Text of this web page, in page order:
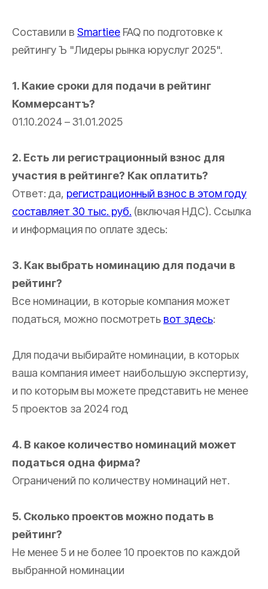
Составили в Smartiee FAQ по подготовке к
рейтингу Ъ "Лидеры рынка юруслуг 2025".
1. Какие сроки для подачи в рейтинг
Коммерсантъ?
01.10.2024 – 31.01.2025
2. Есть ли регистрационный взнос для
участия в рейтинге? Как оплатить?
Ответ: да, регистрационный взнос в этом году
составляет 30 тыс. руб. (включая НДС). Ссылка
и информация по оплате здесь:
3. Как выбрать номинацию для подачи в
рейтинг?
Все номинации, в которые компания может
податься, можно посмотреть вот здесь:
Для подачи выбирайте номинации, в которых
ваша компания имеет наибольшую экспертизу,
и по которым вы можете представить не менее
5 проектов за 2024 год
4. В какое количество номинаций может
податься одна фирма?
Ограничений по количеству номинаций нет.
5. Сколько проектов можно подать в
рейтинг?
Не менее 5 и не более 10 проектов по каждой
выбранной номинации